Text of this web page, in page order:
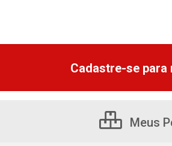
Cadastre-se
Meus